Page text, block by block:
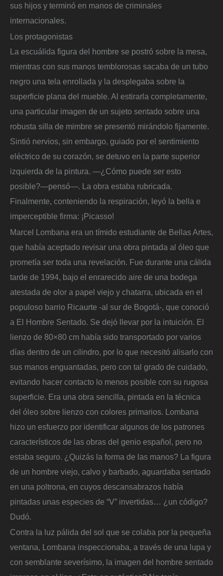
sus hijos y terminó en manos de criminales
internacionales.
Los protagonistas
La escuálida figura del hombre se postró sobre la mesa,
mientras con sus manos temblorosas sacaba de un tubo
negro una tela enrollada y la desplegaba sobre la
superficie plana del mueble. Al estirarla completamente,
una particular imagen de un sujeto sentado sobre una
robusta silla de mimbre se presentó mirándolo fijamente.
Sintió nervios, sin embargo, guiado por el sentimiento
eléctrico de su corazón, se detuvo en la parte superior
izquierda de la pintura. —¿Cómo puede ser esto
posible?—pensó—. La obra estaba rubricada.
Finalmente, conteniendo la respiración, leyó la bella e
imperceptible firma: ¡Picasso!
Marcel Lombana era un tímido estudiante de Bellas Artes,
que había aceptado revisar una obra pintada al óleo que
prometía ser toda una revelación. Fue durante una cálida
tarde de 1994, bajo el enrarecido aire de una bodega
atestada de olor a papel viejo y chatarra, ubicada en el
populoso barrio Ricaurte -al sur de Bogotá-, que conoció
a El Hombre Sentado. Se dejó llevar por la intuición. El
lienzo de 80×80 cm había sido transportado por varios
días dentro de un cilindro, por lo que necesitó alisarlo con
sus manos enguantadas, pero con tal grado de cuidado,
evitando hacer contacto lo menos posible con su rugosa
superficie. Era una obra sencilla, pintada en la técnica
del óleo sobre lienzo con colores primarios. Lombana
hizo un esfuerzo por identificar algunos de los patrones
característicos de las obras del genio español, pero no
estaba seguro. ¿Quizás la forma de las manos? La figura
de un hombre viejo, calvo y barbado, aguardaba sentado
en una poltrona, en cuyos descansabrazos había
pintadas unas especies de “V” invertidas… ¿un código?
Dudó.
Contra la luz pálida del sol que se colaba por la pequeña
ventana, Lombana inspeccionaba, a través de una lupa y
con semblante severísimo, la imagen del hombre sentado